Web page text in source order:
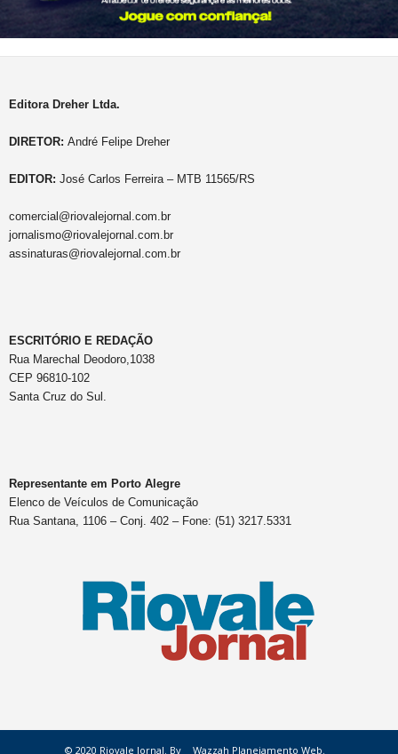
Editora Dreher Ltda.
DIRETOR: André Felipe Dreher
EDITOR: José Carlos Ferreira – MTB 11565/RS
comercial@riovalejornal.com.br
jornalismo@riovalejornal.com.br
assinaturas@riovalejornal.com.br
ESCRITÓRIO E REDAÇÃO
Rua Marechal Deodoro,1038
CEP 96810-102
Santa Cruz do Sul.
Representante em Porto Alegre
Elenco de Veículos de Comunicação
Rua Santana, 1106 – Conj. 402 – Fone: (51) 3217.5331
© 2020 Riovale Jornal. By Wazzah Planejamento Web.